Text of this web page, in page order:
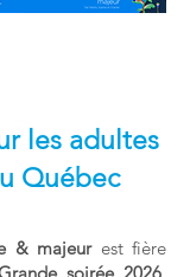
les adultes
Québec
& majeurest fière